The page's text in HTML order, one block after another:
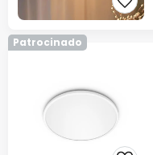
Patrocinado